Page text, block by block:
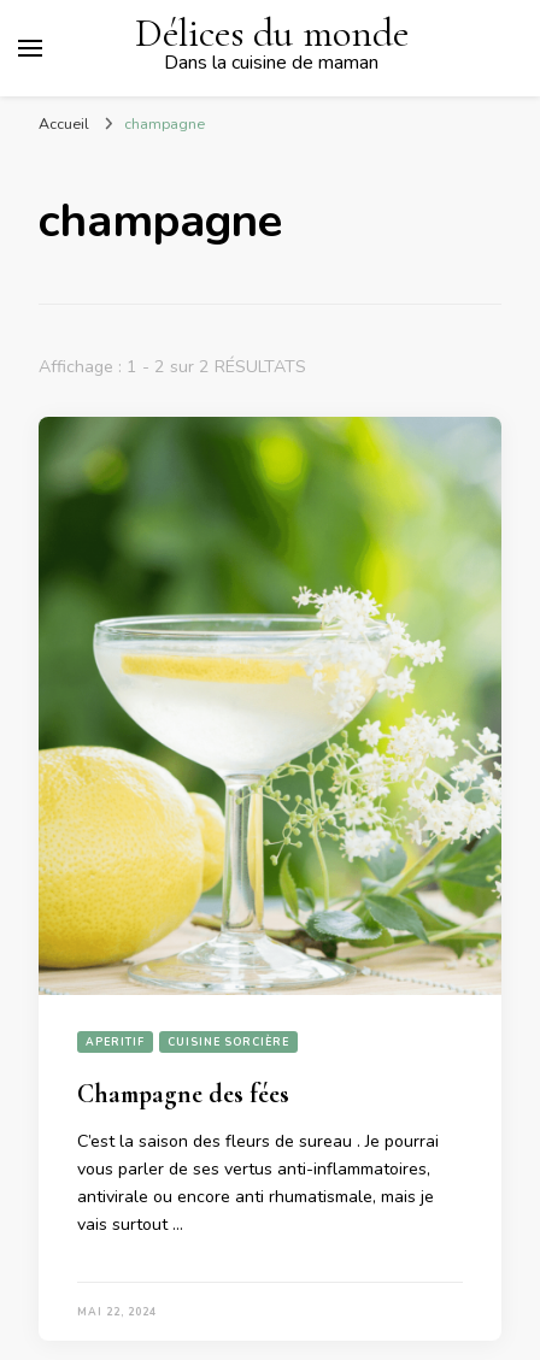
Délices du monde
Dans la cuisine de maman
Accueil champagne
champagne
Affichage : 1 - 2 sur 2 RÉSULTATS
APERITIF CUISINE SORCIÈRE
Champagne des fées
C’est la saison des fleurs de sureau . Je pourrai
vous parler de ses vertus anti-inflammatoires,
antivirale ou encore anti rhumatismale, mais je
vais surtout …
MAI 22, 2024